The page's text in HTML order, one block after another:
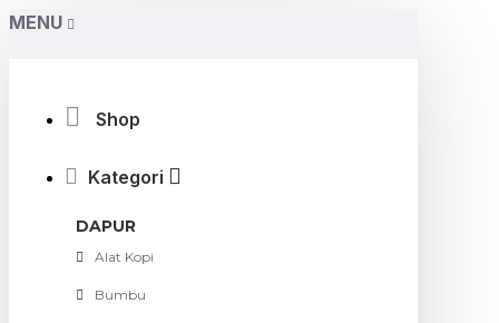
MENU
Shop
Kategori
DAPUR
Alat Kopi
Bumbu